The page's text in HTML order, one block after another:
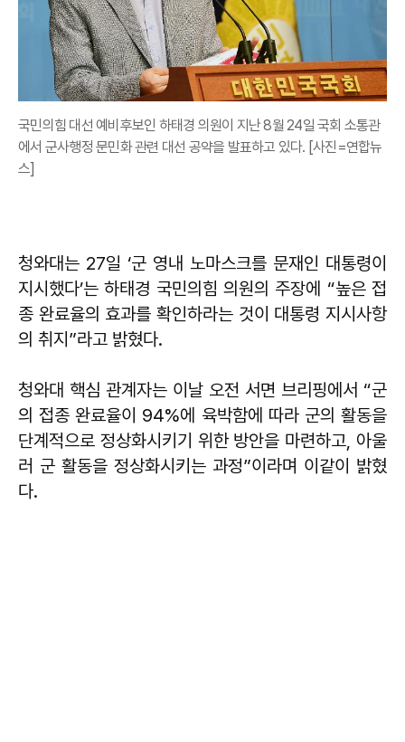
국민의힘 대선 예비후보인 하태경 의원이 지난 8월 24일 국회 소통관
에서 군사행정 문민화 관련 대선 공약을 발표하고 있다. [사진=연합뉴
스]
청와대는 27일 ‘군 영내 노마스크를 문재인 대통령이
지시했다’는 하태경 국민의힘 의원의 주장에 “높은 접
종 완료율의 효과를 확인하라는 것이 대통령 지시사항
의 취지”라고 밝혔다.
청와대 핵심 관계자는 이날 오전 서면 브리핑에서 “군
의 접종 완료율이 94%에 육박함에 따라 군의 활동을
단계적으로 정상화시키기 위한 방안을 마련하고, 아울
러 군 활동을 정상화시키는 과정”이라며 이같이 밝혔
다.